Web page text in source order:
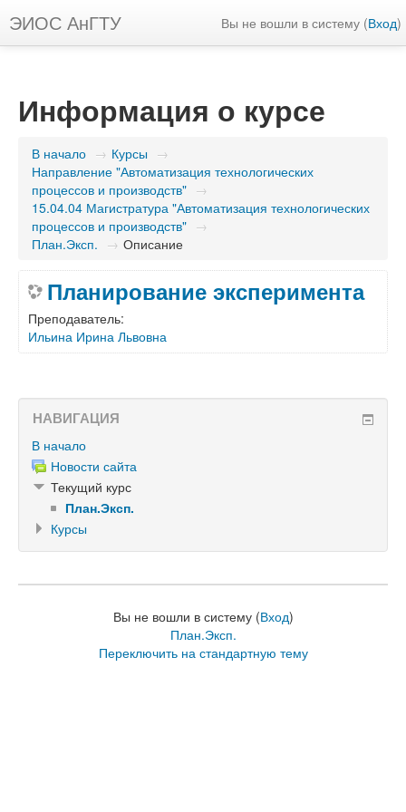
ЭИОС АнГТУ Вы не вошли в систему (Вход)
Информация о курсе
В начало → Курсы →
Направление "Автоматизация технологических
процессов и производств" →
15.04.04 Магистратура "Автоматизация технологических
процессов и производств" →
План.Эксп. → Описание
Планирование эксперимента
Преподаватель:
Ильина Ирина Львовна
НАВИГАЦИЯ
В начало
Новости сайта
Текущий курс
План.Эксп.
Курсы
Вы не вошли в систему (Вход)
План.Эксп.
Переключить на стандартную тему